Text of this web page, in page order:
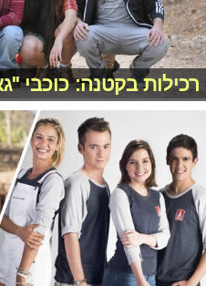
רכילות בקטנה: כוכבי